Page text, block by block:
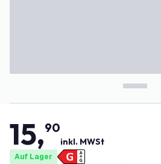
15,90
inkl. MWSt
Auf Lager